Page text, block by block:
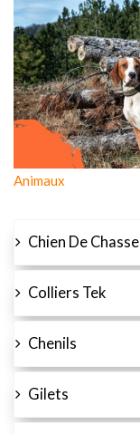
Animaux
Chien De Chasse
Colliers Tek
Chenils
Gilets